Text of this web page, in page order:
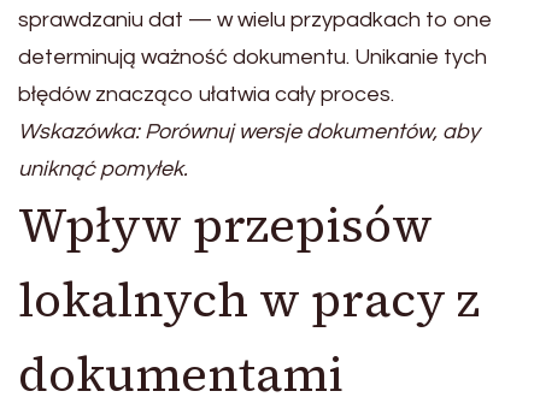
sprawdzaniu dat — w wielu przypadkach to one
determinują ważność dokumentu. Unikanie tych
błędów znacząco ułatwia cały proces.
Wskazówka: Porównuj wersje dokumentów, aby
uniknąć pomyłek.
Wpływ przepisów
lokalnych w pracy z
dokumentami